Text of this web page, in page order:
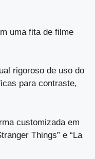
uma fita de filme
rigoroso de uso do
para contraste,
customizada em
Things” e “La